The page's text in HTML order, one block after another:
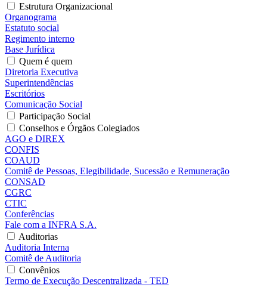
Estrutura Organizacional
Organograma
Estatuto social
Regimento interno
Base Jurídica
Quem é quem
Diretoria Executiva
Superintendências
Escritórios
Comunicação Social
Participação Social
Conselhos e Órgãos Colegiados
AGO e DIREX
CONFIS
COAUD
Comitê de Pessoas, Elegibilidade, Sucessão e Remuneração
CONSAD
CGRC
CTIC
Conferências
Fale com a INFRA S.A.
Auditorias
Auditoria Interna
Comitê de Auditoria
Convênios
Termo de Execução Descentralizada - TED